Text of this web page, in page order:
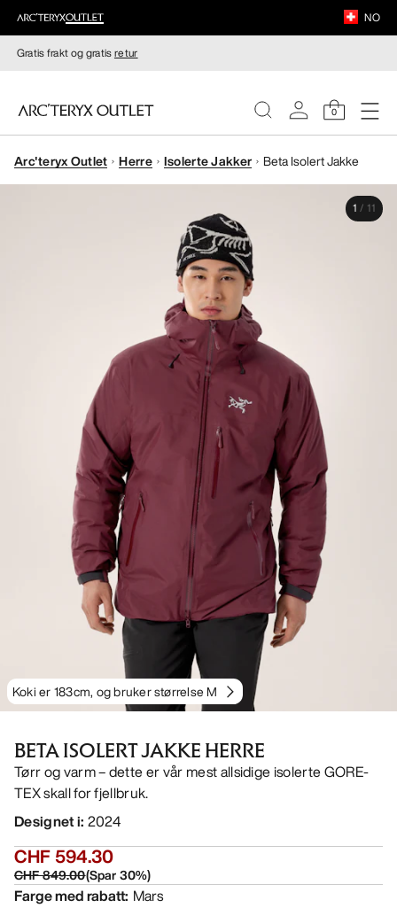
NO
Gratis frakt og gratisretur
0
DAMER
Arc'teryx Outlet Herre Isolerte Jakker Beta Isolert Jakke
Koki er 183cm, og bruker størrelse M
1 / 11
BETA ISOLERT JAKKE HERRE
Tørr og varm – dette er vår mest allsidige isolerte GORE-
TEX skall for fjellbruk.
Designet i: 2024
CHF 594.30
CHF 849.00(Spar30%)
Farge med rabatt: Mars